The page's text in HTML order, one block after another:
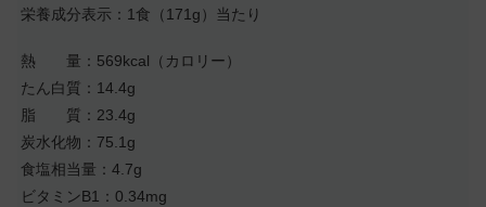
栄養成分表示：1食（171g）当たり
熱 量：569kcal（カロリー）
たん白質：14.4g
脂 質：23.4g
炭水化物：75.1g
食塩相当量：4.7g
ビタミンB1：0.34mg